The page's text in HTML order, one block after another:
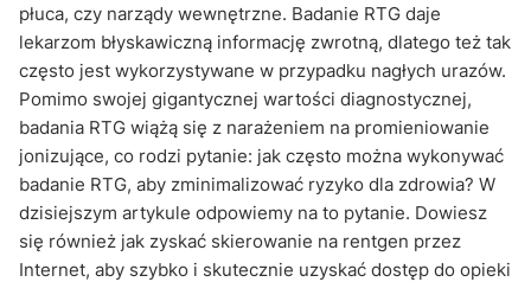
płuca, czy narządy wewnętrzne. Badanie RTG daje
lekarzom błyskawiczną informację zwrotną, dlatego też tak
często jest wykorzystywane w przypadku nagłych urazów.
Pomimo swojej gigantycznej wartości diagnostycznej,
badania RTG wiążą się z narażeniem na promieniowanie
jonizujące, co rodzi pytanie: jak często można wykonywać
badanie RTG, aby zminimalizować ryzyko dla zdrowia? W
dzisiejszym artykule odpowiemy na to pytanie. Dowiesz
się również jak zyskać skierowanie na rentgen przez
Internet, aby szybko i skutecznie uzyskać dostęp do opieki